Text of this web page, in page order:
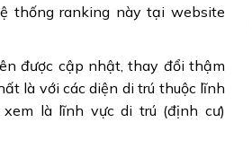
thống ranking này tại website
được cập nhật, thay đổi thậm
là với các diện di trú thuộc lĩnh
là lĩnh vực di trú (định cư)